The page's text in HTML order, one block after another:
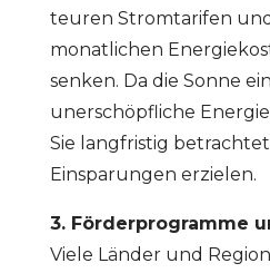
teuren Stromtarifen
monatlichen
senken. Da die Sonne
unerschöpfliche
Sie langfristig
Einsparungen erzielen.
3. Förderprogramme
Viele Länder und